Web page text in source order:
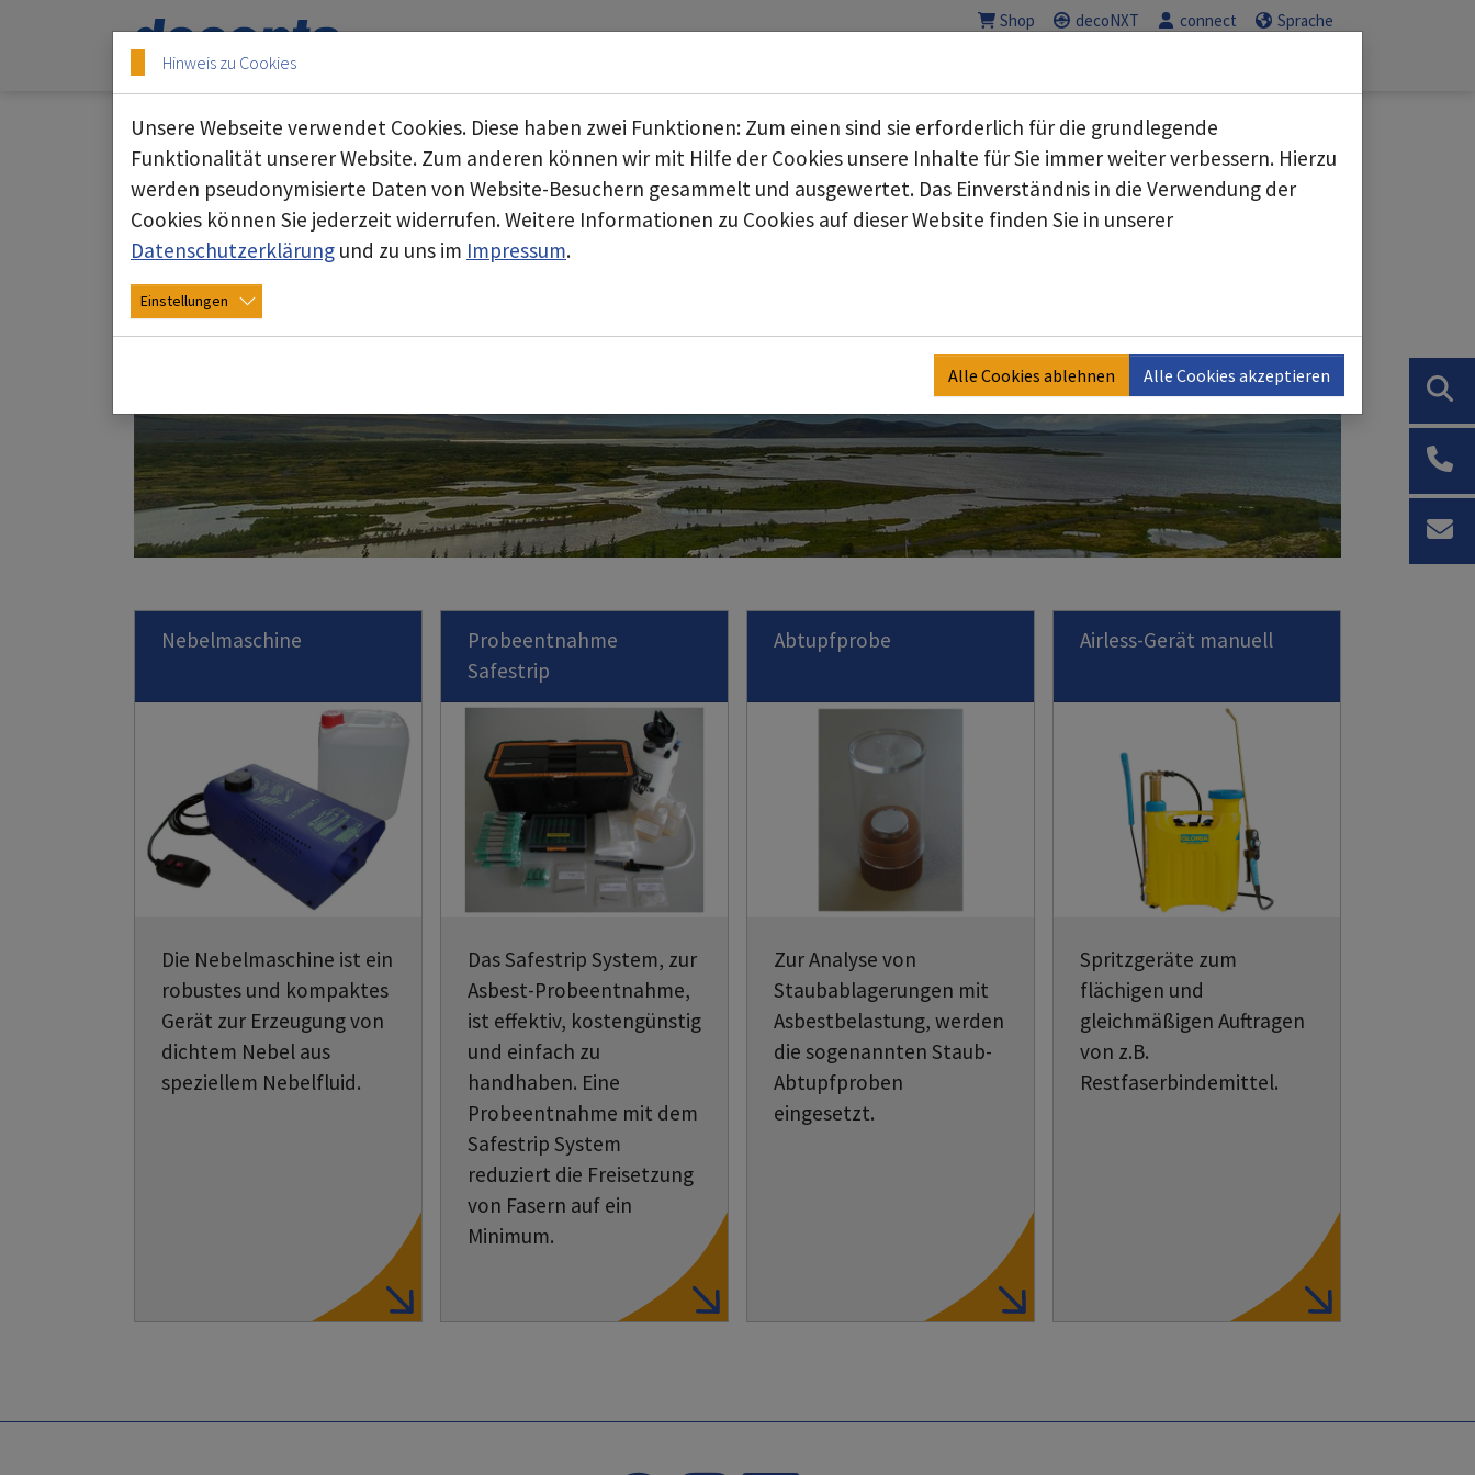
Skip to main content
Skip to page footer Shop decoNXT connect Sprache
Sonstige Produkte
Nebelmaschine
Die Nebelmaschine ist ein
robustes und kompaktes
Gerät zur Erzeugung von
dichtem Nebel aus
speziellem Nebelfluid.
Probeentnahme
Safestrip
Das Safestrip System, zur
Asbest-Probeentnahme,
ist effektiv, kostengünstig
und einfach zu
handhaben. Eine
Probeentnahme mit dem
Safestrip System
reduziert die Freisetzung
von Fasern auf ein
Minimum.
Abtupfprobe
Zur Analyse von
Staubablagerungen mit
Asbestbelastung, werden
die sogenannten Staub-
Abtupfproben
eingesetzt.
Airless-Gerät manuell
Spritzgeräte zum
flächigen und
gleichmäßigen Auftragen
von z.B.
Restfaserbindemittel.
Hinweis zu Cookies
Unsere Webseite verwendet Cookies. Diese haben zwei Funktionen: Zum einen sind sie erforderlich für die grundlegende
Funktionalität unserer Website. Zum anderen können wir mit Hilfe der Cookies unsere Inhalte für Sie immer weiter verbessern. Hierzu
werden pseudonymisierte Daten von Website-Besuchern gesammelt und ausgewertet. Das Einverständnis in die Verwendung der
Cookies können Sie jederzeit widerrufen. Weitere Informationen zu Cookies auf dieser Website finden Sie in unserer
Datenschutzerklärung und zu uns im Impressum.
Einstellungen
Alle Cookies ablehnen Alle Cookies akzeptieren